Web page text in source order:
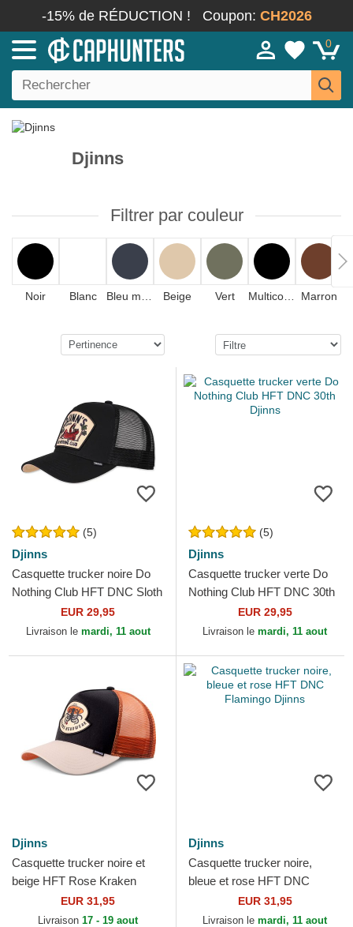
-15% de RÉDUCTION ! Coupon: CH2026
0
Djinns
Filtrer par couleur
Noir Blanc Beige Vert Marron
(5)
Djinns
Casquette trucker noire Do
Nothing Club HFT DNC Sloth
EUR 29,95
Livraison le mardi, 11 aout
(5)
Djinns
Casquette trucker verte Do
Nothing Club HFT DNC 30th
EUR 29,95
Livraison le mardi, 11 aout
Djinns
Casquette trucker noire et
beige HFT Rose Kraken
EUR 31,95
Livraison 17 - 19 aout
Djinns
Casquette trucker noire,
bleue et rose HFT DNC
Flamingo Djinns
EUR 31,95
Livraison le mardi, 11 aout